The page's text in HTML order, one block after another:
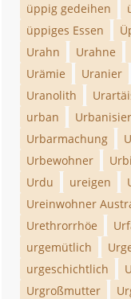
üppig gedeihen
üppiges Essen
Urahn
Urahne
Urämie
Uranier
Uranolith
urban
Urbarmachung
Urbewohner
Urdu
ureigen
Ureinwohner
Urethrorrhöe
urgemütlich
urgeschichtlich
Urgroßmutter